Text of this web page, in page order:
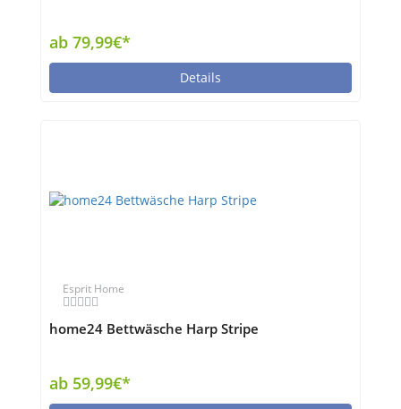
ab 79,99€*
Details
Esprit Home
home24 Bettwäsche Harp Stripe
ab 59,99€*